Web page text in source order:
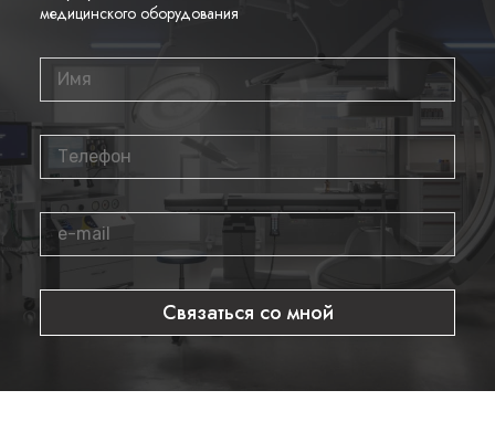
медицинского оборудования
Связаться со мной